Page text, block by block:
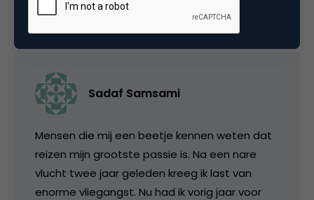
6 Reacties
Sadaf Samsami
Mensen die mij een beetje kennen weten dat
reizen mijn grootste passie is. Na een nare
vlucht twee jaar geleden kreeg ik last van
enorme vliegangst. Nu had ik vorig jaar voor